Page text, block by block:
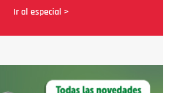
Ir al especial >